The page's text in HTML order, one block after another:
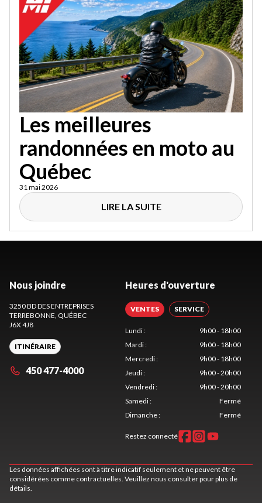
Les meilleures
randonnées en moto au
Québec
31 mai 2026
LIRE LA SUITE
Nous joindre
3250 BD DES ENTREPRISES
TERREBONNE , QUÉBEC
J6X 4J8
ITINÉRAIRE
450 477-4000
Heures d'ouverture
VENTES SERVICE
Lundi:
9h00 - 18h00
Mardi:
9h00 - 18h00
Mercredi:
9h00 - 18h00
Jeudi:
9h00 - 20h00
Vendredi:
9h00 - 20h00
Samedi:
Fermé
Dimanche: Fermé
Restez connecté
Les données affichées sont à titre indicatif seulement et ne peuvent être
considérées comme contractuelles. Veuillez nous consulter pour plus de
détails.